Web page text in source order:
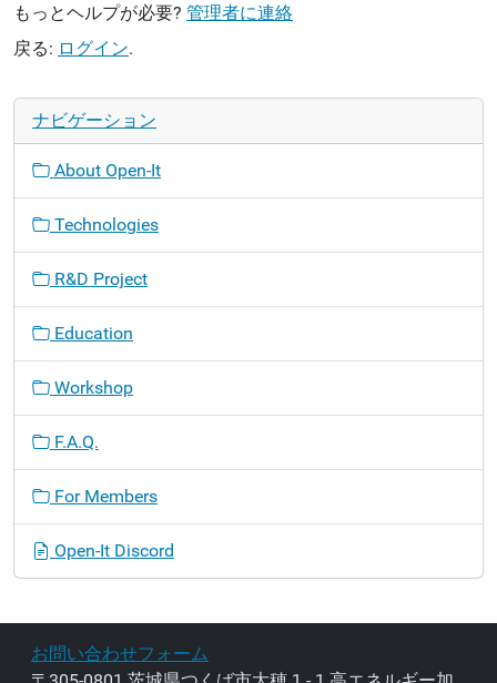
もっとヘルプが必要? 管理者に連絡
戻る: ログイン.
ナビゲーション
About Open-It
Technologies
R&D Project
Education
Workshop
F.A.Q.
For Members
Open-It Discord
お問い合わせフォーム